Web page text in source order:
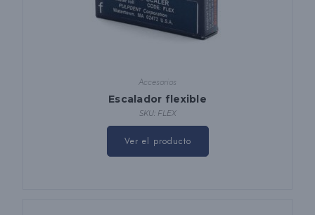
Accesorios
Escalador flexible
SKU: FLEX
Ver el producto